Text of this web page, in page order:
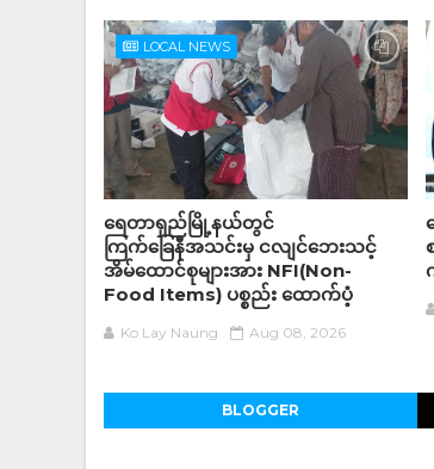
LOCAL NEWS
ရေတာရှည်မြို့နယ်တွင်
ကြက်ခြေနီအသင်းမှ ငလျင်ဘေးသင့်
အိမ်‌ထောင်စုများအား NFI(Non-
Food Items) ပစ္စည်း ထောက်ပံ့
Ko Lay Naung Aug 08, 2026
BLOGGER